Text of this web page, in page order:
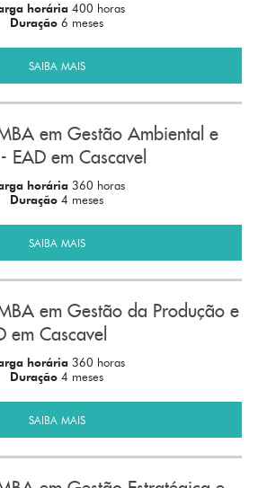
horária 400 horas
Duração 6 meses
SAIBA MAIS
em Gestão Ambiental e
EAD em Cascavel
horária 360 horas
Duração 4 meses
SAIBA MAIS
em Gestão da Produção e
em Cascavel
horária 360 horas
Duração 4 meses
SAIBA MAIS